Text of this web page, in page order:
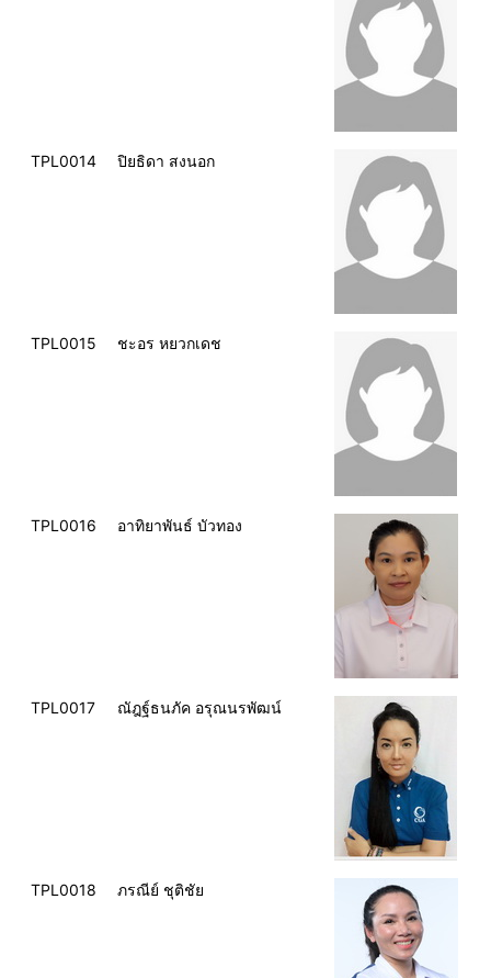
TPL0014 ปิยธิดา สงนอก
TPL0015 ชะอร หยวกเดช
TPL0016 อาทิยาพันธ์ บัวทอง
TPL0017 ณัฎฐ์ธนภัค อรุณนรพัฒน์
TPL0018 ภรณีย์ ชุติชัย